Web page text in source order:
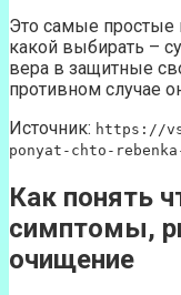
Это самые простые
какой выбирать –
вера в защитные
противном случае
Источник: https://
ponyat-chto-
Как понять
симптомы,
очищение